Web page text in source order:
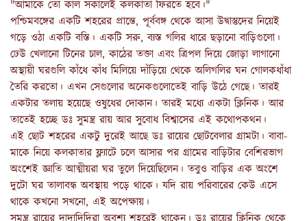
"আমাকে তো কাল সকালেই কলকাতা ফিরতে হবে।"
পশ্চিমবঙ্গের একটি শহরের প্রান্তে, পূর্ববঙ্গ থেকে আসা উদ্বাস্তুদের নিয়েই
গড়ে ওঠা একটি বস্তি। একটি সরু, ব্যস্ত গলির ধারে ছড়ানো বাড়িগুলো।
ঢেউ খেলানো টিনের চাল, কাঠের তক্তা এবং ত্রিপল দিয়ে জোড়া লাগানো
অস্থায়ী ঘরগুলি কাঁধে কাঁধ মিলিয়ে দাঁড়িয়ে থেকে অলিগলির ঘন গোলকধাঁধা
তৈরি করতো। এখন সেগুলোর অনেকগুলোতেই বাড়ি উঠে গেছে। তারই
একটার তলায় হয়েছে ওষুধের দোকান। তারই মধ্যে একটা ক্লিনিক। আর
তাতেই হচ্ছে ডঃ সুমন্ত্র রায় আর সুবোধ বিশ্বাসের এই কথোপকথন।
এই ছোট শহরের একটু দুরেই আছে ডঃ রায়ের ছোটবেলার গ্রামটা। বাবা-
মাকে নিয়ে কলকাতার ফ্ল্যাটে চলে আসার পর গ্রামের বাড়িটার বেশিরভাগ
অংশেই জ্ঞাতি আত্মীয়রা ঘর তুলে দিয়েছিলেন। তবুও বাড়ির এক অংশে
দুটো ঘর তালাবন্ধ অবস্থায় পড়ে থাকে। যদি রায় পরিবারের কেউ এসে
থাকে কখনো সখনো, এই অপেক্ষায়।